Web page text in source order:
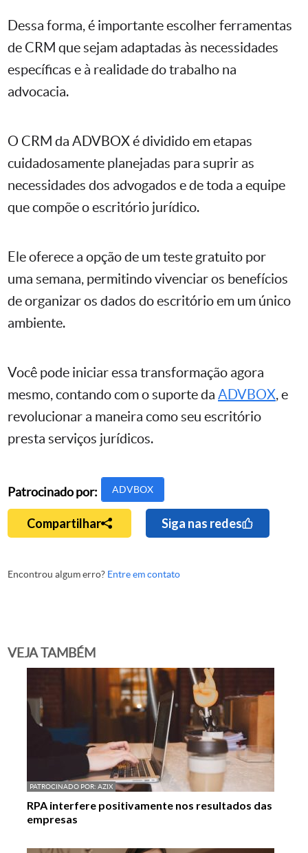
Dessa forma, é importante escolher ferramentas
de CRM que sejam adaptadas às necessidades
específicas e à realidade do trabalho na
advocacia.
O CRM da ADVBOX é dividido em etapas
cuidadosamente planejadas para suprir as
necessidades dos advogados e de toda a equipe
que compõe o escritório jurídico.
Ele oferece a opção de um teste gratuito por
uma semana, permitindo vivenciar os benefícios
de organizar os dados do escritório em um único
ambiente.
Você pode iniciar essa transformação agora
mesmo, contando com o suporte da ADVBOX, e
revolucionar a maneira como seu escritório
presta serviços jurídicos.
Patrocinado por: ADVBOX
Compartilhar Siga nas redes
Encontrou algum erro? Entre em contato
VEJA TAMBÉM
PATROCINADO POR: AZIX
RPA interfere positivamente nos resultados das
empresas